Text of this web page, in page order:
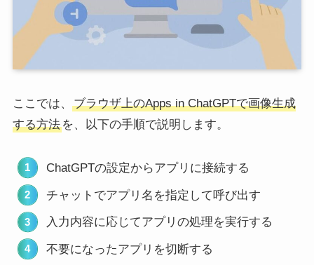
ここでは、
ブラウザ上のApps in ChatGPTで画像生成
する方法を、以下の手順で説明します。
ChatGPTの設定からアプリに接続する
チャットでアプリ名を指定して呼び出す
入力内容に応じてアプリの処理を実行する
不要になったアプリを切断する